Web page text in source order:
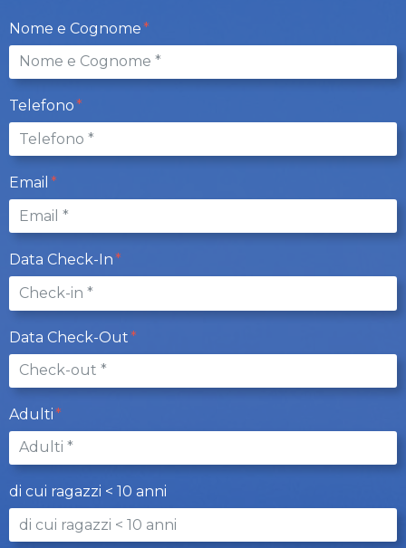
Nome e Cognome
Telefono
Email
Data Check-In
Data Check-Out
Adulti
di cui ragazzi < 10 anni